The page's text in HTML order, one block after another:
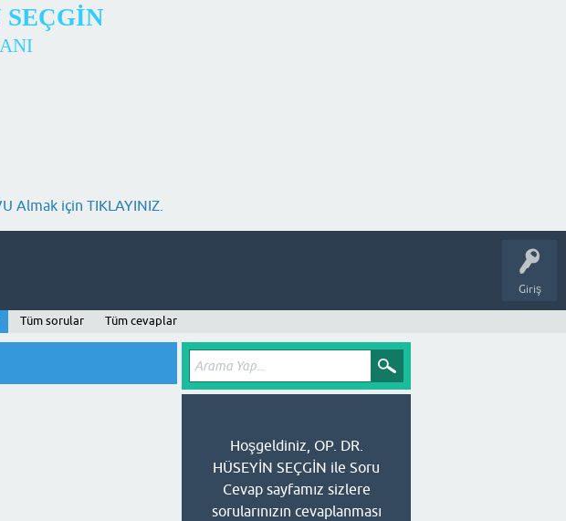
SEÇGİN
Almak için TIKLAYINIZ.
Giriş
Tüm sorular Tüm cevaplar
Hoşgeldiniz, OP. DR.
HÜSEYİN SEÇGİN ile Soru
Cevap sayfamız sizlere
sorularınızın cevaplanması